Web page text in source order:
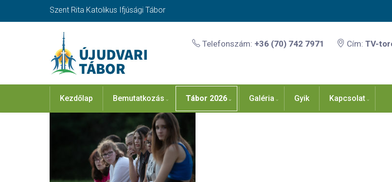
Szent Rita Katolikus Ifjúsági Tábor
Telefonszám: +36 (70) 742 7971 Cím: TV-
Kezdőlap Bemutatkozás Tábor 2026 Galéria Gyik Kapcsolat